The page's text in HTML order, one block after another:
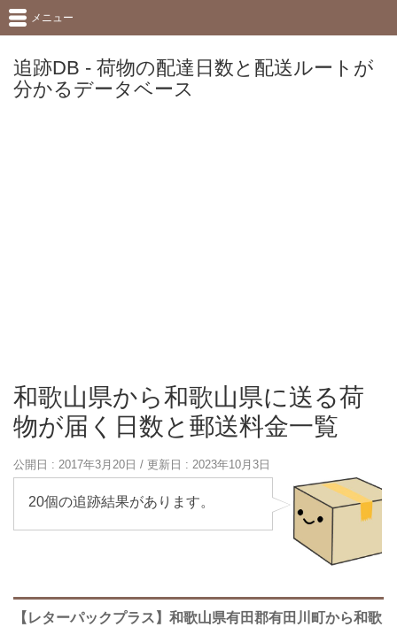
追跡DB - 荷物の配達日数と配送ルートが
分かるデータベース
メニュー
和歌山県から和歌山県に送る荷
物が届く日数と郵送料金一覧
公開日 : 2017年3月20日 / 更新日 : 2023年10月3日
20個の追跡結果があります。
【レターパックプラス】和歌山県有田郡有田川町から和歌